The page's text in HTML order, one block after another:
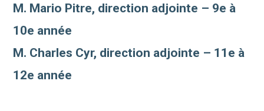
M. Mario Pitre, direction adjointe – 9e à
10e année
M. Charles Cyr, direction adjointe – 11e à
12e année